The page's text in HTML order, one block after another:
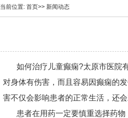
当前位置: 首页>> 新闻动态
如何治疗儿童癫痫?太原市医院
对身体有伤害，而且容易因癫痫的
害不仅会影响患者的正常生活，还
患者在用药一定要慎重选择药